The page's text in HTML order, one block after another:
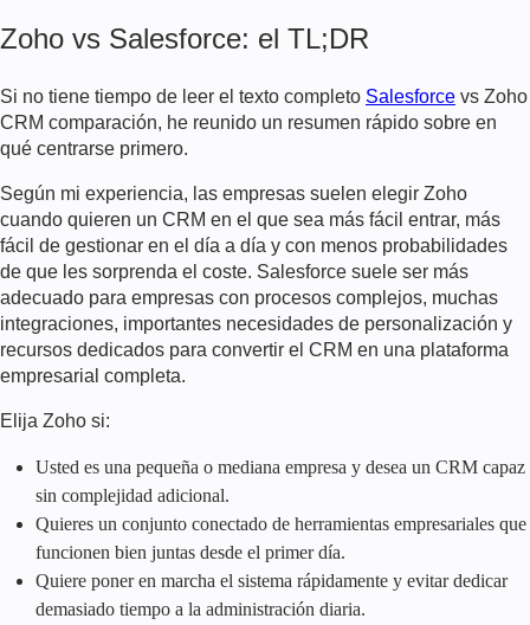
Zoho vs Salesforce: el TL;DR
Si no tiene tiempo de leer el texto completo Salesforce vs Zoho
CRM comparación, he reunido un resumen rápido sobre en
qué centrarse primero.
Según mi experiencia, las empresas suelen elegir Zoho
cuando quieren un CRM en el que sea más fácil entrar, más
fácil de gestionar en el día a día y con menos probabilidades
de que les sorprenda el coste. Salesforce suele ser más
adecuado para empresas con procesos complejos, muchas
integraciones, importantes necesidades de personalización y
recursos dedicados para convertir el CRM en una plataforma
empresarial completa.
Elija Zoho si:
Usted es una pequeña o mediana empresa y desea un CRM capaz
sin complejidad adicional.
Quieres un conjunto conectado de herramientas empresariales que
funcionen bien juntas desde el primer día.
Quiere poner en marcha el sistema rápidamente y evitar dedicar
demasiado tiempo a la administración diaria.